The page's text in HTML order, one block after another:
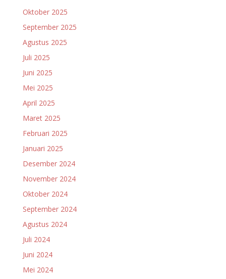
Oktober 2025
September 2025
Agustus 2025
Juli 2025
Juni 2025
Mei 2025
April 2025
Maret 2025
Februari 2025
Januari 2025
Desember 2024
November 2024
Oktober 2024
September 2024
Agustus 2024
Juli 2024
Juni 2024
Mei 2024